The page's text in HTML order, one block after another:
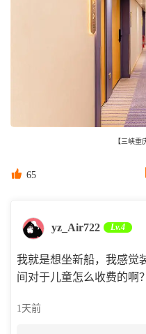
【三峡重
 65
yz_Air722 Lv.4
我就是想坐新船，我感觉
间对于儿童怎么收费的啊？
1天前